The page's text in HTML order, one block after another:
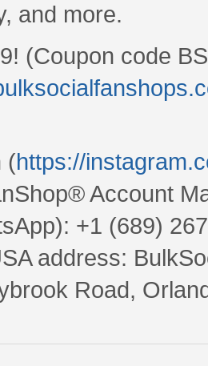
and more.
(Coupon code
(https://
Account
+1 (689)
address:
Road,